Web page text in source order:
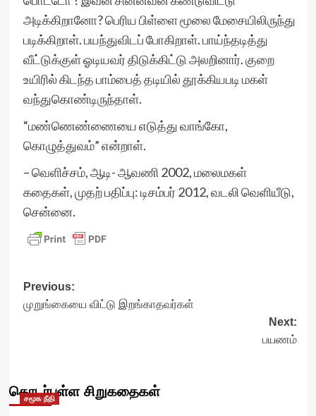
அடிக்கிறானோ? பெரிய பிள்ளை மூலை மேசையிலிருந்து
படிக்கிறாள். பயந்துவிடப் போகிறாள். பாய்ந்தடித்து
வீட்டுக்குள் ஓடியவர் திடுக்கிட்டு அலறினார். குறை
உயிரில் கிடந்த பாம்பைத் தடியில் தூக்கியபடி மகள்
வந்துகொண்டிருந்தாள்.
“மண்ணெண்ணையை எடுத்து வாங்கோ,
கொழுத்துவம்” என்றாள்.
– வெளிச்சம், ஆடி- ஆவணி 2002, மலைமகள்
கதைகள், முதற் பதிப்பு: டிசம்பர் 2012, வடலி வெளியீடு,
சென்னை.
Post
navigation
Previous:
முறுங்கையை விட்டு இறங்காதவர்கள்
Next:
பயணம்
தொடர்புள்ள சிறுகதைகள்
சமூக நீதி